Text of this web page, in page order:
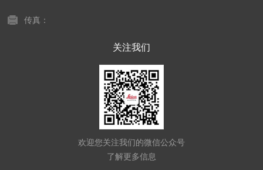
传真：
关注我们
欢迎您关注我们的微信公众号
了解更多信息